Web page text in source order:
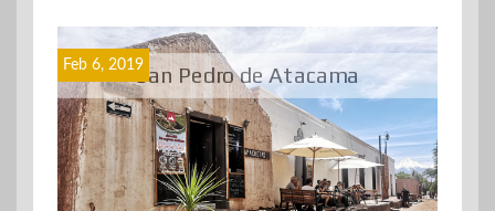
San Pedro de Atacama
Feb 6, 2019